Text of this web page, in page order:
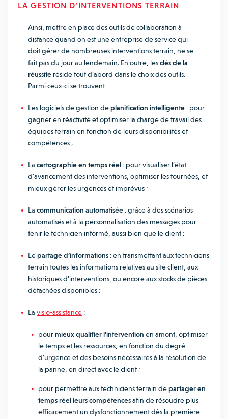
LA GESTION D’INTERVENTIONS TERRAIN
Ainsi, mettre en place des outils de collaboration à
distance quand on est une entreprise de service qui
doit gérer de nombreuses interventions terrain, ne se
fait pas du jour au lendemain. En outre, lesclés de la
réussite réside tout d’abord dans le choix des outils.
Parmi ceux-ci se trouvent :
Les logiciels de gestion deplanification intelligente : pour
gagner en réactivité et optimiser la charge de travail des
équipes terrain en fonction de leurs disponibilités et
compétences ;
La cartographie en temps réel : pour visualiser l’état
d’avancement des interventions, optimiser les tournées, et
mieux gérer les urgences et imprévus ;
La communication automatisée : grâce à des scénarios
automatisés et à la personnalisation des messages pour
tenir le technicien informé, aussi bien que le client ;
Lepartage d’informations : en transmettant aux techniciens
terrain toutes les informations relatives au site client, aux
historiques d’interventions, ou encore aux stocks de pièces
détachées disponibles ;
La visio-assistance :
pourmieux qualifier l’intervention en amont, optimiser
le temps et les ressources, en fonction du degré
d’urgence et des besoins nécessaires à la résolution de
la panne, en direct avec le client ;
pour permettre aux techniciens terrain departager en
temps réel leurs compétencesafin de résoudre plus
efficacement un dysfonctionnement dès la première